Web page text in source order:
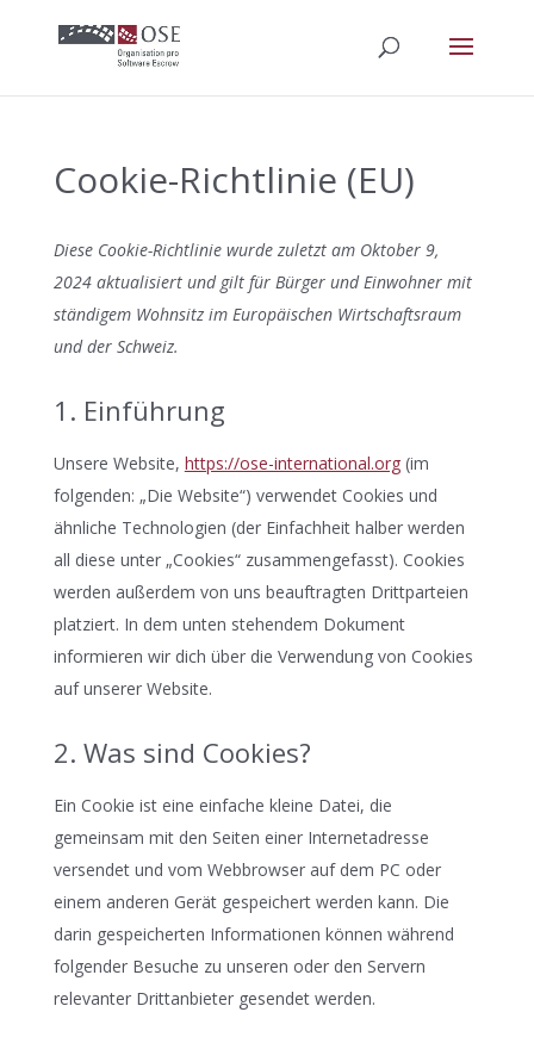
Cookie-Richtlinie (EU)
Diese Cookie-Richtlinie wurde zuletzt am Oktober 9,
2024 aktualisiert und gilt für Bürger und Einwohner mit
ständigem Wohnsitz im Europäischen Wirtschaftsraum
und der Schweiz.
1. Einführung
Unsere Website, https://ose-international.org(im
folgenden: „Die Website“) verwendet Cookies und
ähnliche Technologien (der Einfachheit halber werden
all diese unter „Cookies“ zusammengefasst). Cookies
werden außerdem von uns beauftragten Drittparteien
platziert. In dem unten stehendem Dokument
informieren wir dich über die Verwendung von Cookies
auf unserer Website.
2. Was sind Cookies?
Ein Cookie ist eine einfache kleine Datei, die
gemeinsam mit den Seiten einer Internetadresse
versendet und vom Webbrowser auf dem PC oder
einem anderen Gerät gespeichert werden kann. Die
darin gespeicherten Informationen können während
folgender Besuche zu unseren oder den Servern
relevanter Drittanbieter gesendet werden.